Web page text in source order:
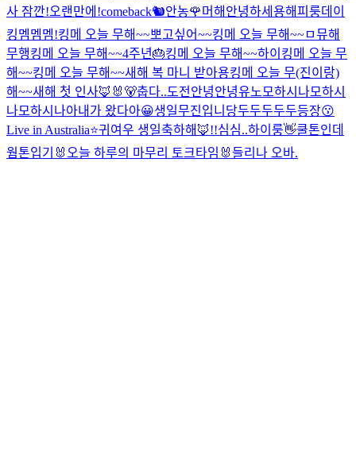
사 잠깐!오랜만에!comeback🐿️안농🌹머해 안녕하세용해피룽데이
킹멤멤멤!킹메 오늘 무해~~뽀고싶어~~킹메 오늘 무해~~ㅁ뮤해
무행킹메 오늘 무해~~4주년🎂킹메 오늘 무해~~하이 킹메 오늘 무
해~~킹메 오늘 무해~~새해 복 마니 받아용킹메 오늘 무(진이랑)
해~~새해 첫 인사🦊🐰🐻춥다..도전안녕안녕유노 모하시나모하시
나모하시나아내가 왔다아😀생일무진입니당두두두두두등장😗
Live in Australia⭐️귀여우 생일축하해🦊!!심심..하이룽👋쿨톤인데
웜톤입기 🐰오늘 하루의 마무리 토크타임🐰들리나 오바.